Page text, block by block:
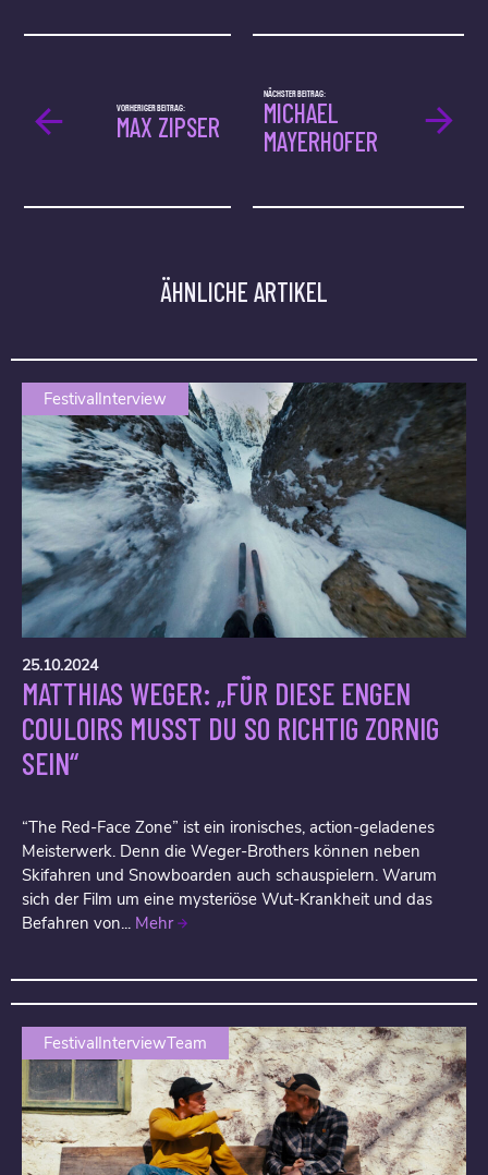
NÄCHSTER BEITRAG:
MICHAEL
MAYERHOFER
VORHERIGER BEITRAG:
MAX ZIPSER
ÄHNLICHE ARTIKEL
FestivalInterview
25.10.2024
MATTHIAS WEGER: „FÜR DIESE ENGEN
COULOIRS MUSST DU SO RICHTIG ZORNIG
SEIN“
“The Red-Face Zone” ist ein ironisches, action-geladenes
Meisterwerk. Denn die Weger-Brothers können neben
Skifahren und Snowboarden auch schauspielern. Warum
sich der Film um eine mysteriöse Wut-Krankheit und das
Befahren von... Mehr
FestivalInterviewTeam